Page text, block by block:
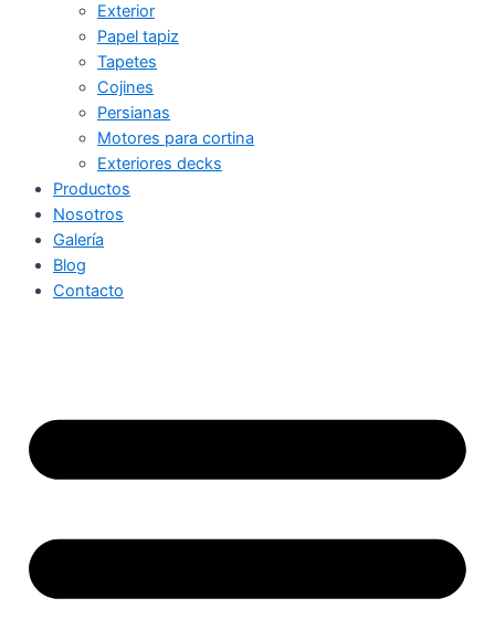
Exterior
Papel tapiz
Tapetes
Cojines
Persianas
Motores para cortina
Exteriores decks
Productos
Nosotros
Galería
Blog
Contacto